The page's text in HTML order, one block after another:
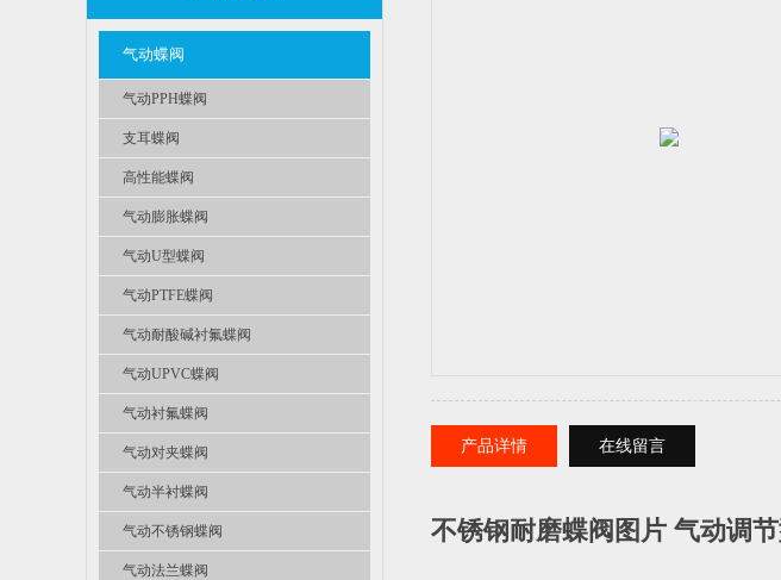
气动蝶阀
气动PPH蝶阀
支耳蝶阀
高性能蝶阀
气动膨胀蝶阀
气动U型蝶阀
气动PTFE蝶阀
气动耐酸碱衬氟蝶阀
气动UPVC蝶阀
气动衬氟蝶阀
气动对夹蝶阀
气动半衬蝶阀
气动不锈钢蝶阀
气动法兰蝶阀
产品详情 在线留言
不锈钢耐磨蝶阀图片 气动调